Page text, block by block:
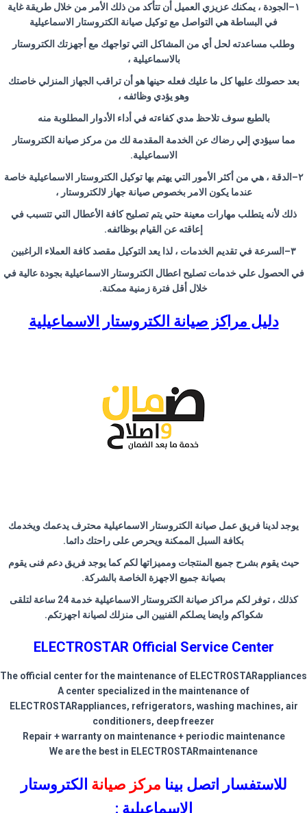
١– الجودة ، يمكنك عزيزي العميل أن تتأكد من ذلك الأمر من خلال طريقة غاية
في البساطة هي التواصل مع توكيل صيانة الكتروستار الاسماعيلية
وطلب مساعدته لحل أي من المشاكل التي تواجهك مع أجهزتك الكتروستار
بالاسماعيلية ،
بعد حصولك عليها كل ما عليك فعله حينها هو أن تراقب الجهاز المنزلي خاصتك
وهو يؤدي وظائفه ،
بالطبع سوف تلاحظ مدي كفاءته في أداء الأدوار المطلوبة منه
مما سيؤدي إلي رضاك عن الخدمة المقدمة لك من مركز صيانة الكتروستار
الاسماعيلية.
٢– الدقة ، هي من أكثر الأمور التي يهتم بها توكيل الكتروستار الاسماعيلية خاصة
عندما يكون الامر بخصوص صيانة جهاز لالكتروستار ،
ذلك لأنه يتطلب مهارات معينة حتي يتم تصليح كافة الأعطال التي تتسبب في
إعاقته عن القيام بوظائفه.
٣– السرعة في تقديم الخدمات ، لذا يعد التوكيل مقصد كافة العملاء الراغبين
في الحصول علي خدمات تصليح اعطال الكتروستار الاسماعيلية بجودة عالية في
خلال أقل فترة زمنية ممكنة.
دليل مراكز صيانة الكتروستار الاسماعيلية
يوجد لدينا فريق عمل صيانة الكتروستار الاسماعيلية محترف يدعمك ويخدمك
بكافة السبل الممكنة ويحرص على راحتك دائما.
حيث يقوم بشرح جميع المنتجات ومميزاتها لكم كما يوجد فريق دعم فنى يقوم
بصيانة جميع الاجهزة الخاصة بالشركة.
كذلك ، توفر لكم مراكز صيانة الكتروستار الاسماعيلية خدمة 24 ساعة لتلقى
شكواكم وايضا يصلكم الفنيين الى منزلك لصيانة اجهزتكم.
ELECTROSTAR Official Service Center
The official center for the maintenance of ELECTROSTARappliances
A center specialized in the maintenance of
ELECTROSTARappliances, refrigerators, washing machines, air
conditioners, deep freezer
Repair + warranty on maintenance + periodic maintenance
We are the best in ELECTROSTARmaintenance
للاستفسار اتصل بينا مركز صيانة الكتروستار
الاسماعيلية :